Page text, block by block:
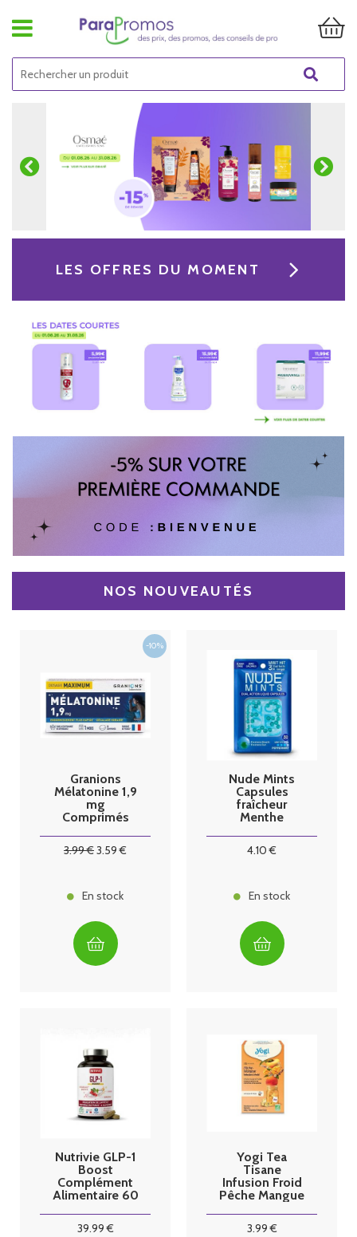
LES OFFRES DU MOMENT
NOS NOUVEAUTÉS
Granions
Mélatonine 1,9
mg
Comprimés
3.99€3.59 €
En stock
Nude Mints
Capsules
fraîcheur
Menthe
4.10 €
En stock
Nutrivie GLP-1
Boost
Complément
Alimentaire 60
39.99€
Yogi Tea
Tisane
Infusion Froid
Pêche Mangue
3.99€